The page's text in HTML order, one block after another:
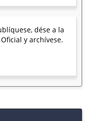
dése a la
y archívese.